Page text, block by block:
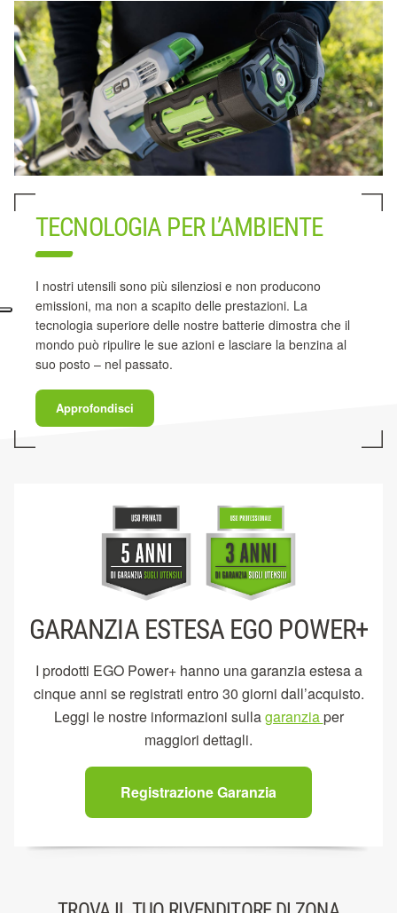
TECNOLOGIA PER L’AMBIENTE
I nostri utensili sono più silenziosi e non producono
emissioni, ma non a scapito delle prestazioni. La
tecnologia superiore delle nostre batterie dimostra che il
mondo può ripulire le sue azioni e lasciare la benzina al
suo posto – nel passato.
Approfondisci
GARANZIA ESTESA EGO POWER+
I prodotti EGO Power+ hanno una garanzia estesa a
cinque anni se registrati entro 30 giorni dall’acquisto.
Leggi le nostre informazioni sullagaranziaper
maggiori dettagli.
Registrazione Garanzia